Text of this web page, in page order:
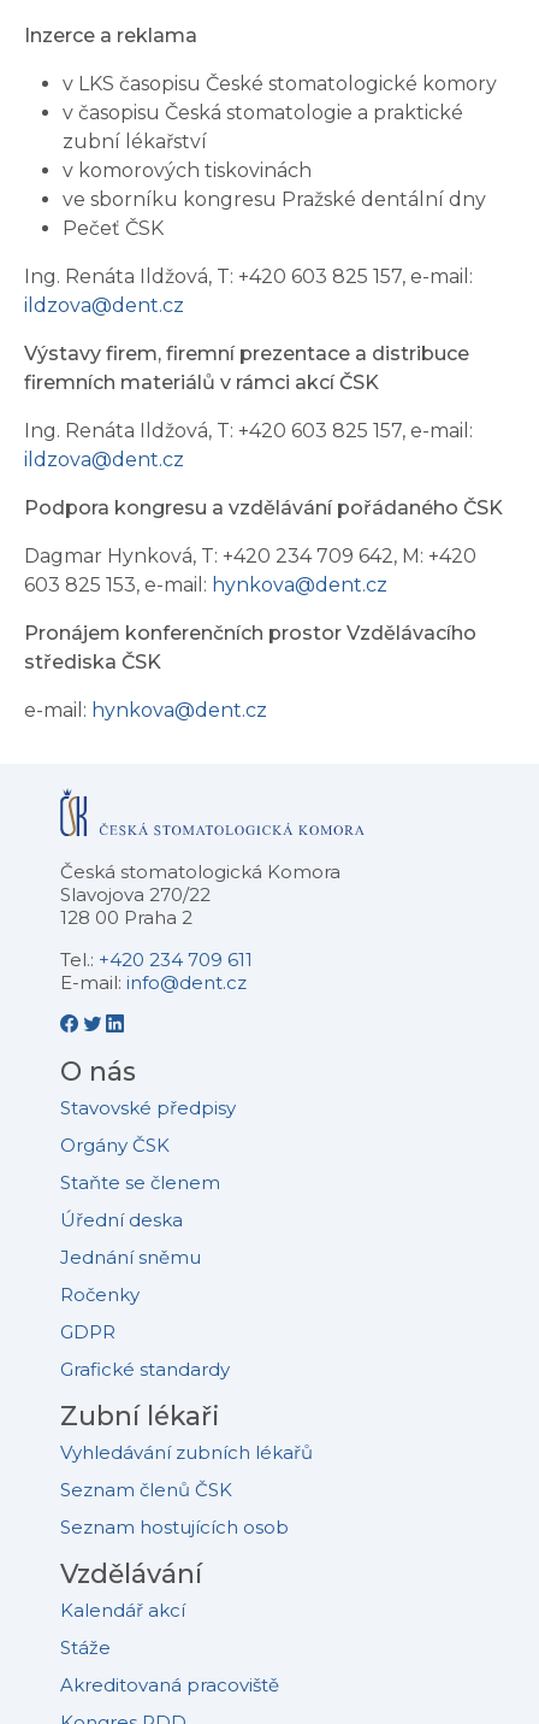
Inzerce a reklama
v LKS časopisu České stomatologické komory
v časopisu Česká stomatologie a praktické
zubní lékařství
v komorových tiskovinách
ve sborníku kongresu Pražské dentální dny
Pečeť ČSK
Ing. Renáta Ildžová, T: +420 603 825 157, e-mail:
ildzova@dent.cz
Výstavy firem, firemní prezentace a distribuce
firemních materiálů v rámci akcí ČSK
Ing. Renáta Ildžová, T: +420 603 825 157, e-mail:
ildzova@dent.cz
Podpora kongresu a vzdělávání pořádaného ČSK
Dagmar Hynková, T: +420 234 709 642, M: +420
603 825 153, e-mail: hynkova@dent.cz
Pronájem konferenčních prostor Vzdělávacího
střediska ČSK
e-mail: hynkova@dent.cz
Česká stomatologická Komora
Slavojova 270/22
128 00 Praha 2
Tel.: +420 234 709 611
E-mail: info@dent.cz
O nás
Stavovské předpisy
Orgány ČSK
Staňte se členem
Úřední deska
Jednání sněmu
Ročenky
GDPR
Grafické standardy
Zubní lékaři
Vyhledávání zubních lékařů
Seznam členů ČSK
Seznam hostujících osob
Vzdělávání
Kalendář akcí
Stáže
Akreditovaná pracoviště